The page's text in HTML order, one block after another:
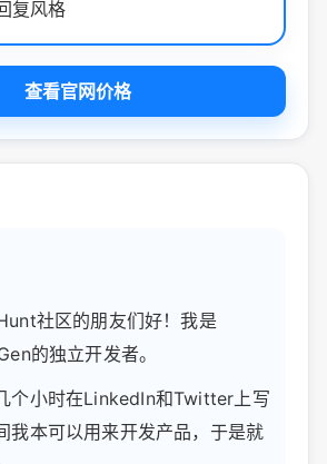
复风格
查看官网价格
社区的朋友们好！我是
的独立开发者。
个小时在LinkedIn和Twitter上写
我本可以用来开发产品，于是就